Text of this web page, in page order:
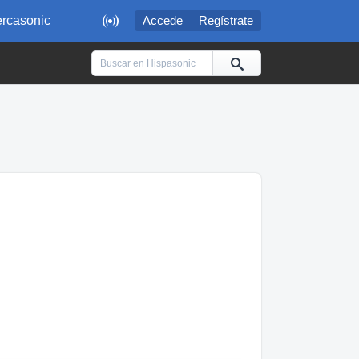
 Accede Regístrate